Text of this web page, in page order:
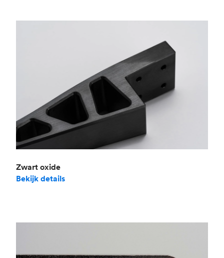
Zwart oxide
Bekijk details